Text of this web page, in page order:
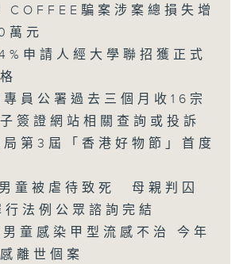
騙案涉案總損失增
萬元
申請人經大學聯招獲正式
員公署過去三個月收16宗
簽證網站相關查詢或投訴
第3屆「香港好物節」首度
童被虐待致死 母親判囚
法例公眾諮詢完結
童感染甲型流感不治 今年
離世個案